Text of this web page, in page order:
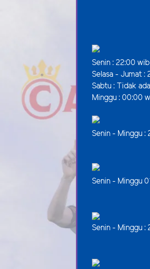
Senin : 22:00
Selasa - Jumat :
Sabtu : Tidak
Minggu : 00:00
Senin - Minggu :
Senin - Minggu
Senin - Minggu